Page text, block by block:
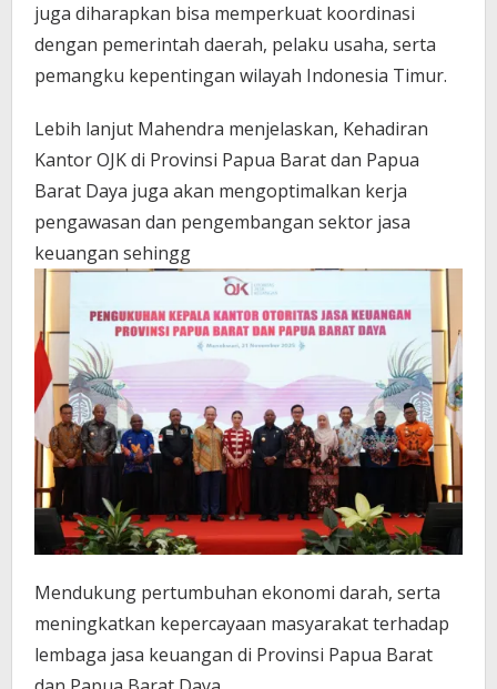
juga diharapkan bisa memperkuat koordinasi
dengan pemerintah daerah, pelaku usaha, serta
pemangku kepentingan wilayah Indonesia Timur.
Lebih lanjut Mahendra menjelaskan, Kehadiran
Kantor OJK di Provinsi Papua Barat dan Papua
Barat Daya juga akan mengoptimalkan kerja
pengawasan dan pengembangan sektor jasa
keuangan sehingg
Mendukung pertumbuhan ekonomi darah, serta
meningkatkan kepercayaan masyarakat terhadap
lembaga jasa keuangan di Provinsi Papua Barat